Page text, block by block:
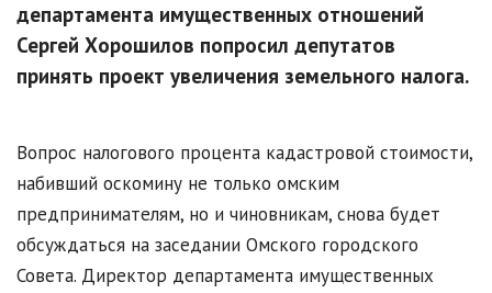
департамента имущественных отношений
Сергей Хорошилов попросил депутатов
принять проект увеличения земельного налога.
Вопрос налогового процента кадастровой стоимости,
набивший оскомину не только омским
предпринимателям, но и чиновникам, снова будет
обсуждаться на заседании Омского городского
Совета. Директор департамента имущественных